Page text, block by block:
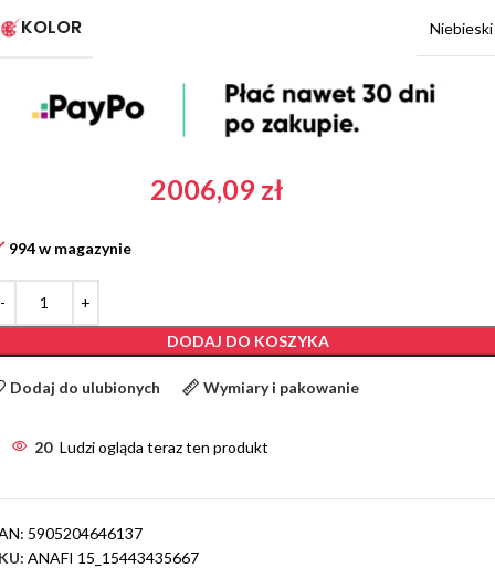
KOLOR Niebieski
2006,09 zł
994 w magazynie
DODAJ DO KOSZYKA
Dodaj do ulubionych Wymiary i pakowanie
20 Ludzi ogląda teraz ten produkt
5905204646137
ANAFI 15_15443435667